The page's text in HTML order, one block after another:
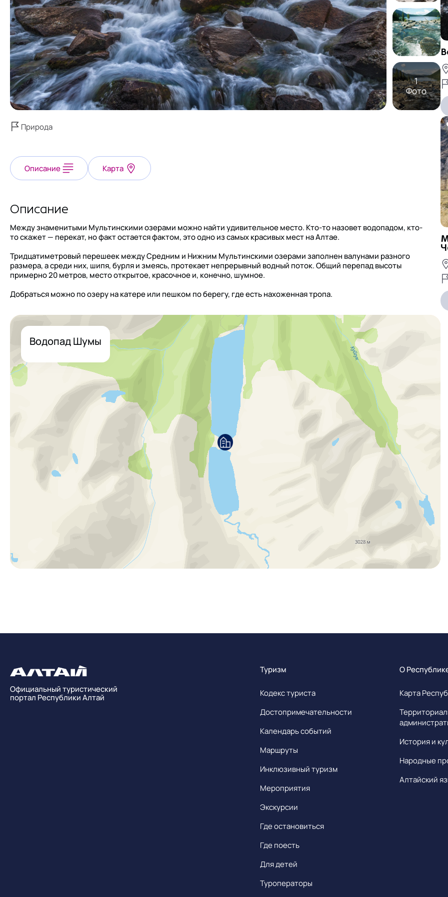
1
Фото
Природа
Описание Карта
Описание
Между знаменитыми Мультинскими озерами можно найти удивительное место. Кто-то назовет водопадом, кто-
то скажет — перекат, но факт остается фактом, это одно из самых красивых мест на Алтае.
Тридцатиметровый перешеек между Средним и Нижним Мультинскими озерами заполнен валунами разного
размера, а среди них, шипя, бурля и змеясь, протекает непрерывный водный поток. Общий перепад высоты
примерно 20 метров, место открытое, красочное и, конечно, шумное.
Добраться можно по озеру на катере или пешком по берегу, где есть нахоженная тропа.
Водопад Шумы
Официальный туристический
портал Республики Алтай
Туризм
Кодекс туриста
Достопримечательности
Календарь событий
Маршруты
Инклюзивный туризм
Мероприятия
Экскурсии
Где остановиться
Где поесть
Для детей
Туроператоры
О
Карта
История и
Народные
Алтайский